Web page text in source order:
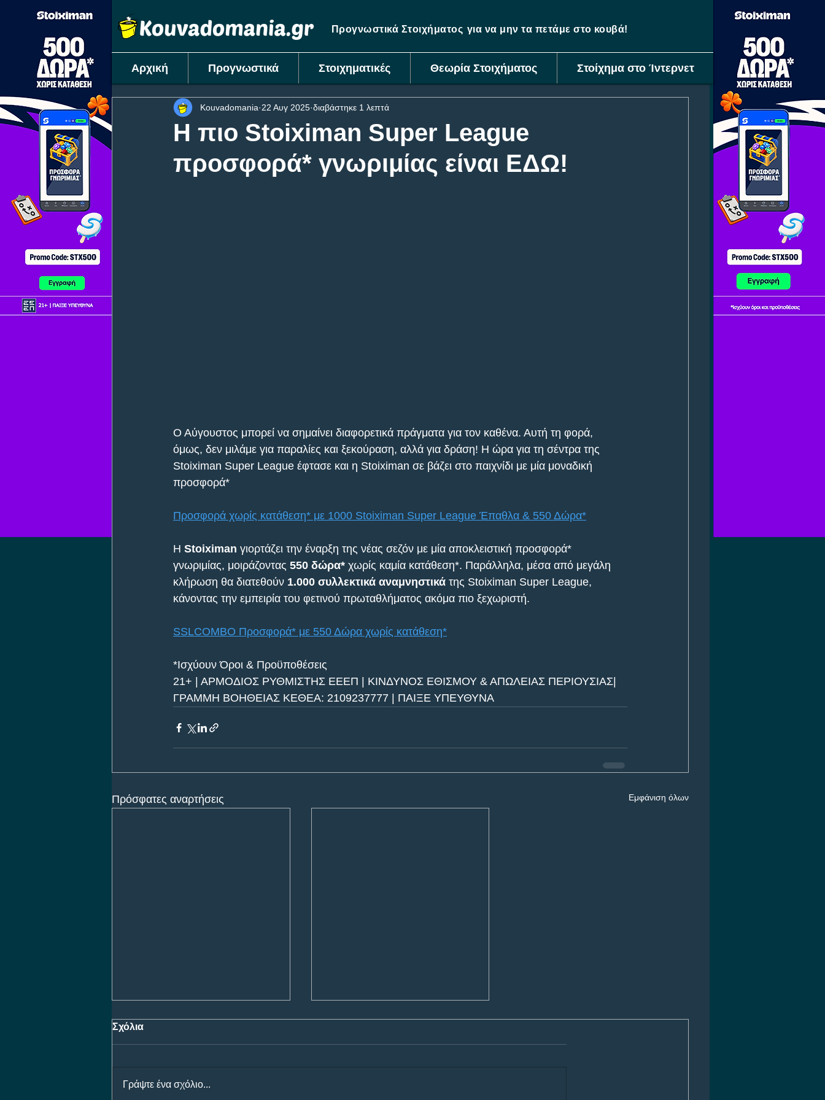
Προγνωστικά Στοιχήματος για να μην τα πετάμε στο κουβά!
Αρχική Προγνωστικά Στοιχηματικές Θεωρία Στοιχήματος Στοίχημα στο Ίντερνετ
Η πιο Stoiximan Super League
προσφορά* γνωριμίας είναι ΕΔΩ!
Kouvadomania 22 Αυγ 2025 διαβάστηκε 1 λεπτά
Ο Αύγουστος μπορεί να σημαίνει διαφορετικά πράγματα για τον καθένα. Αυτή τη φορά,
όμως, δεν μιλάμε για παραλίες και ξεκούραση, αλλά για δράση! Η ώρα για τη σέντρα της
Stoiximan Super League έφτασε και η Stoiximan σε βάζει στο παιχνίδι με μία μοναδική
προσφορά*
Προσφορά χωρίς κατάθεση* με 1000 Stoiximan Super League Έπαθλα & 550 Δώρα*
Η Stoiximan γιορτάζει την έναρξη της νέας σεζόν με μία αποκλειστική προσφορά*
γνωριμίας, μοιράζοντας 550 δώρα* χωρίς καμία κατάθεση*. Παράλληλα, μέσα από μεγάλη
κλήρωση θα διατεθούν 1.000 συλλεκτικά αναμνηστικά της Stoiximan Super League,
κάνοντας την εμπειρία του φετινού πρωταθλήματος ακόμα πιο ξεχωριστή.
SSLCOMBO Προσφορά* με 550 Δώρα χωρίς κατάθεση*
*Ισχύουν Όροι & Προϋποθέσεις
21+ | ΑΡΜΟΔΙΟΣ ΡΥΘΜΙΣΤΗΣ ΕΕΕΠ | ΚΙΝΔΥΝΟΣ ΕΘΙΣΜΟΥ & ΑΠΩΛΕΙΑΣ ΠΕΡΙΟΥΣΙΑΣ|
ΓΡΑΜΜΗ ΒΟΗΘΕΙΑΣ ΚΕΘΕΑ: 2109237777 | ΠΑΙΞΕ ΥΠΕΥΘΥΝΑ
Πρόσφατες αναρτήσεις Εμφάνιση όλων
Σχόλια
Γράψτε ένα σχόλιο...